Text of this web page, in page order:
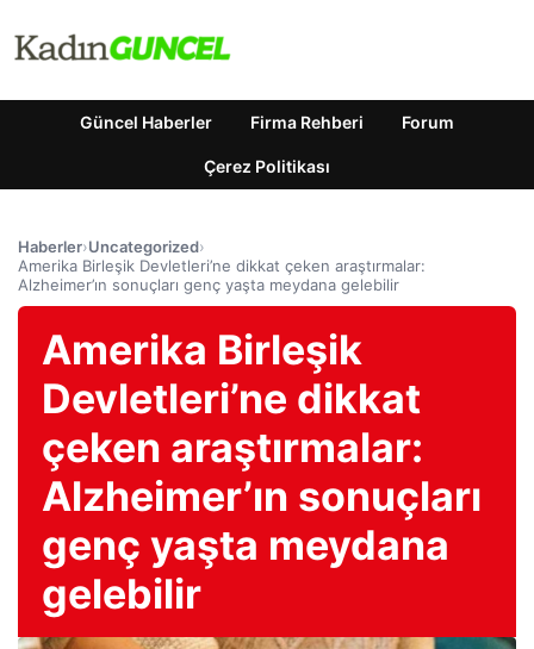
Güncel Haberler Firma Rehberi Forum
Çerez Politikası
Haberler›Uncategorized›
Amerika Birleşik Devletleri’ne dikkat çeken araştırmalar:
Alzheimer’ın sonuçları genç yaşta meydana gelebilir
Amerika Birleşik
Devletleri’ne dikkat
çeken araştırmalar:
Alzheimer’ın sonuçları
genç yaşta meydana
gelebilir